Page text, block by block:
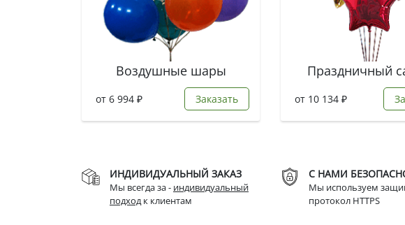
Воздушные шары
от 6 994 ₽ Заказать
Праздничный
от 10 134 ₽
ИНДИВИДУАЛЬНЫЙ ЗАКАЗ
Мы всегда за - индивидуальный
подходк клиентам
С НАМИ
Мы используем
протокол HTTPS